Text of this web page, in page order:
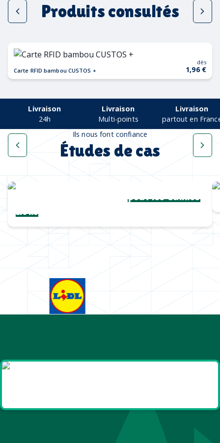
Produits consultés
Carte RFID bambou CUSTOS +
dès
1,96 €
Livraison
24h
Livraison
Multi-points
Livraison
partout en
Ils nous font confiance
Études de cas
Une collection complètepour les Cannes
Lions